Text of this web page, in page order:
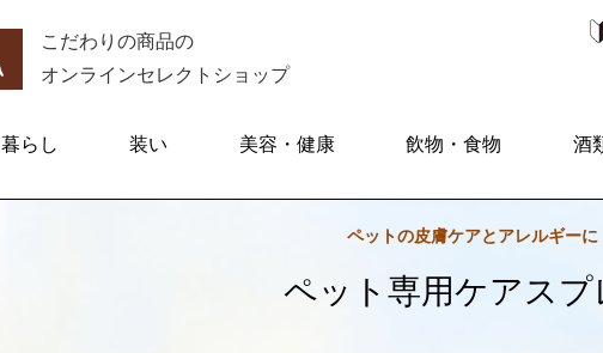
こだわりの商品の
オンラインセレクトショップ
暮らし 装い 美容・健康 飲物・食物 酒
ペットの皮膚ケアとアレルギーに
ペット専用ケアスプ